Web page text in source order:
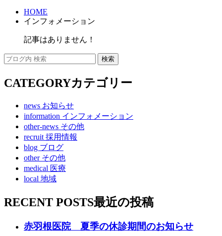
HOME
インフォメーション
記事はありません！
CATEGORYカテゴリー
news お知らせ
information インフォメーション
other-news その他
recruit 採用情報
blog ブログ
other その他
medical 医療
local 地域
RECENT POSTS最近の投稿
赤羽根医院 夏季の休診期間のお知らせ